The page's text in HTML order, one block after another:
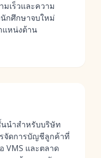
เร็วและความ
กศึกษาจบใหม่
แหน่งด้าน
นนำสำหรับบริษัท
จัดการบัญชีลูกค้าที่
VMS และตลาด